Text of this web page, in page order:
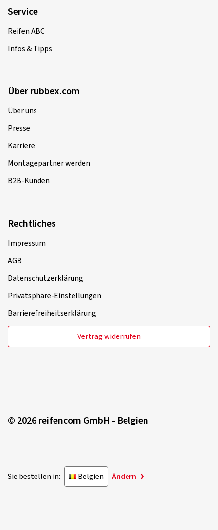
Service
Reifen ABC
Infos & Tipps
Über rubbex.com
Über uns
Presse
Karriere
Montagepartner werden
B2B-Kunden
Rechtliches
Impressum
AGB
Datenschutzerklärung
Privatsphäre-Einstellungen
Barrierefreiheitserklärung
Vertrag widerrufen
© 2026 reifencom GmbH - Belgien
Sie bestellen in: Belgien Ändern